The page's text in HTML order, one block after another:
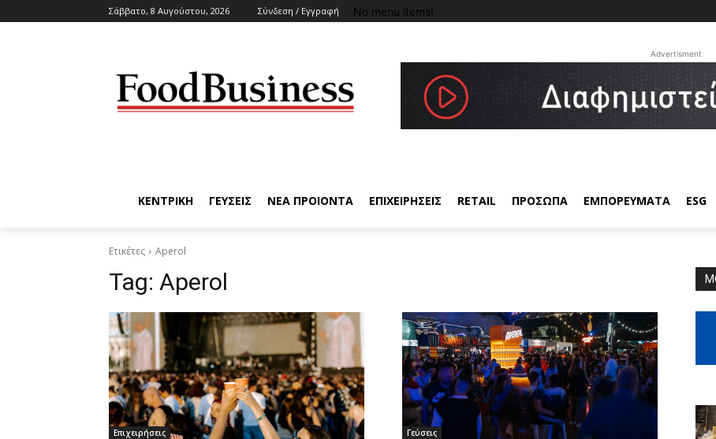
Σάββατο, 8 Αυγούστου, 2026 Σύνδεση / Εγγραφή No menu items!
Advertisment
ΚΕΝΤΡΙΚΗ ΓΕΥΣΕΙΣ ΝΕΑ ΠΡΟΙΟΝΤΑ ΕΠΙΧΕΙΡΗΣΕΙΣ RETAIL ΠΡΟΣΩΠΑ ΕΜΠΟΡΕΥΜΑΤΑ ESG
Ετικέτες Aperol
Tag: Aperol
Επιχειρήσεις Γεύσεις